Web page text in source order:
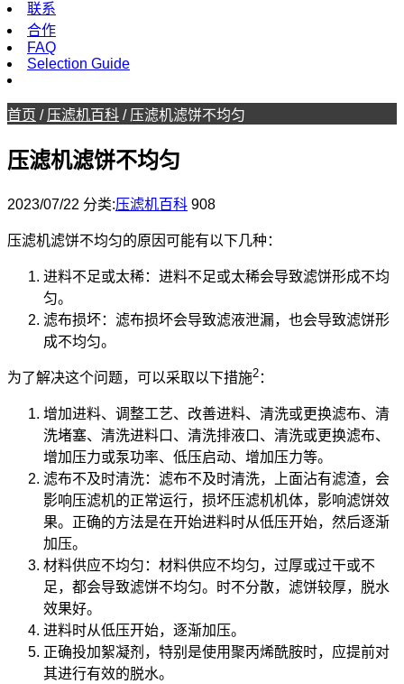
联系
合作
FAQ
Selection Guide
首页 / 压滤机百科 / 压滤机滤饼不均匀
压滤机滤饼不均匀
2023/07/22 分类:压滤机百科 908
压滤机滤饼不均匀的原因可能有以下几种：
进料不足或太稀：进料不足或太稀会导致滤饼形成不均
匀。
滤布损坏：滤布损坏会导致滤液泄漏，也会导致滤饼形
成不均匀。
为了解决这个问题，可以采取以下措施2 ：
增加进料、调整工艺、改善进料、清洗或更换滤布、清
洗堵塞、清洗进料口、清洗排液口、清洗或更换滤布、
增加压力或泵功率、低压启动、增加压力等。
滤布不及时清洗：滤布不及时清洗，上面沾有滤渣，会
影响压滤机的正常运行，损坏压滤机机体，影响滤饼效
果。正确的方法是在开始进料时从低压开始，然后逐渐
加压。
材料供应不均匀：材料供应不均匀，过厚或过干或不
足，都会导致滤饼不均匀。时不分散，滤饼较厚，脱水
效果好。
进料时从低压开始，逐渐加压。
正确投加絮凝剂，特别是使用聚丙烯酰胺时，应提前对
其进行有效的脱水。